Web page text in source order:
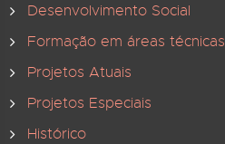
Desenvolvimento Social
Formação em áreas técnicas
Projetos Atuais
Projetos Especiais
Histórico